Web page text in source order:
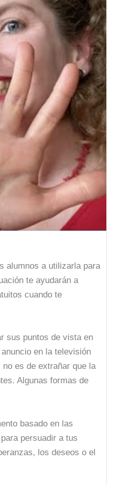
alumnos a utilizarla para
te ayudarán a
cuando te
sus puntos de vista en
en la televisión
es de extrañar que la
Algunas formas de
basado en las
persuadir a tus
los deseos o el